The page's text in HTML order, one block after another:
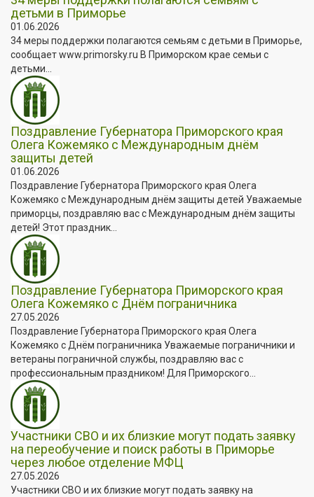
детьми в Приморье
01.06.2026
34 меры поддержки полагаются семьям с детьми в Приморье,
сообщает www.primorsky.ru В Приморском крае семьи с
детьми...
Поздравление Губернатора Приморского края
Олега Кожемяко с Международным днём
защиты детей
01.06.2026
Поздравление Губернатора Приморского края Олега
Кожемяко с Международным днём защиты детей Уважаемые
приморцы, поздравляю вас с Международным днём защиты
детей! Этот праздник...
Поздравление Губернатора Приморского края
Олега Кожемяко с Днём пограничника
27.05.2026
Поздравление Губернатора Приморского края Олега
Кожемяко с Днём пограничника Уважаемые пограничники и
ветераны пограничной службы, поздравляю вас с
профессиональным праздником! Для Приморского...
Участники СВО и их близкие могут подать заявку
на переобучение и поиск работы в Приморье
через любое отделение МФЦ
27.05.2026
Участники СВО и их близкие могут подать заявку на